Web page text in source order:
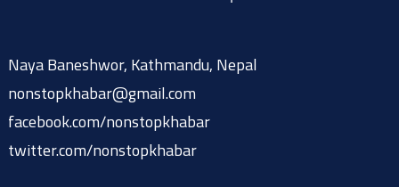
Naya Baneshwor, Kathmandu, Nepal
nonstopkhabar@gmail.com
facebook.com/nonstopkhabar
twitter.com/nonstopkhabar